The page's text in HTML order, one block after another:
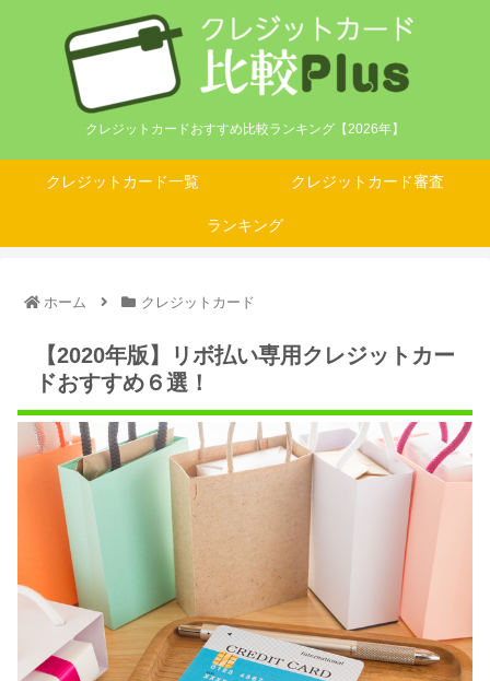
クレジットカードおすすめ比較ランキング【2026年】
クレジットカード一覧 クレジットカード審査
ランキング
ホーム クレジットカード
【2020年版】リボ払い専用クレジットカー
ドおすすめ６選！